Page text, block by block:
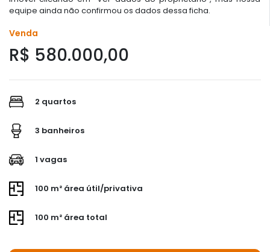
equipe ainda não confirmou os dados dessa ficha.
Venda
R$ 580.000,00
2 quartos
3 banheiros
1 vagas
100 m² área útil/privativa
100 m² área total